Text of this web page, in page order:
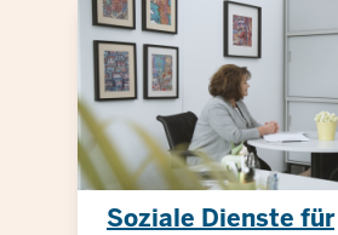
Soziale Dienste für